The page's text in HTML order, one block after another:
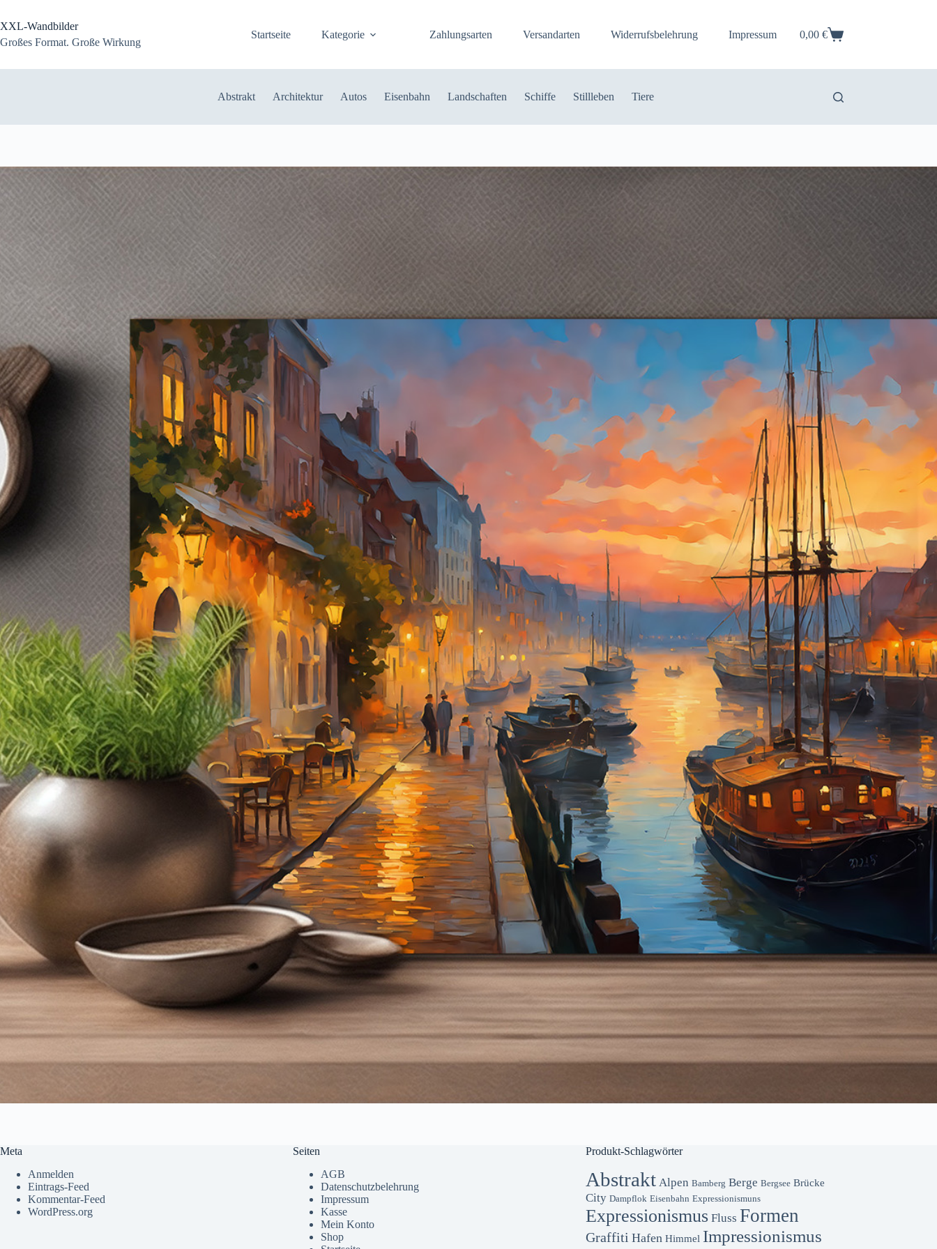
springen
XXL-Wandbilder
Großes Format. Große Wirkung
Startseite Kategorie Zahlungsarten Versandarten Widerrufsbelehrung Impressum Warenkorb
0,00 €
Abstrakt Architektur Autos Eisenbahn Landschaften Schiffe Stillleben Tiere
Meta
Anmelden
Eintrags-Feed
Kommentar-Feed
WordPress.org
Seiten
AGB
Datenschutzbelehrung
Impressum
Kasse
Mein Konto
Shop
Produkt-Schlagwörter
Abstrakt Alpen Bamberg Berge Bergsee Brücke
City Dampflok Eisenbahn Expressionismuns
Expressionismus Fluss Formen
Graffiti Hafen Himmel Impressionismus